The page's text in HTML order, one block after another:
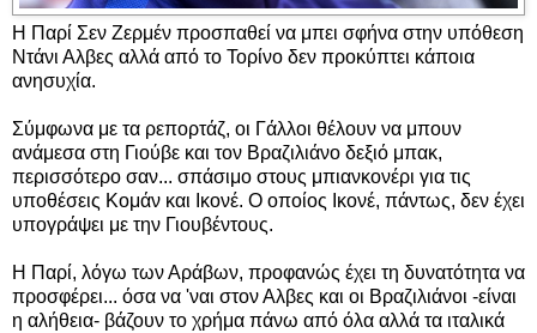
Η Παρί Σεν Ζερμέν προσπαθεί να μπει σφήνα στην υπόθεση
Ντάνι Αλβες αλλά από το Τορίνο δεν προκύπτει κάποια
ανησυχία.
Σύμφωνα με τα ρεπορτάζ, οι Γάλλοι θέλουν να μπουν
ανάμεσα στη Γιούβε και τον Βραζιλιάνο δεξιό μπακ,
περισσότερο σαν... σπάσιμο στους μπιανκονέρι για τις
υποθέσεις Κομάν και Ικονέ. Ο οποίος Ικονέ, πάντως, δεν έχει
υπογράψει με την Γιουβέντους.
Η Παρί, λόγω των Αράβων, προφανώς έχει τη δυνατότητα να
προσφέρει... όσα να 'ναι στον Αλβες και οι Βραζιλιάνοι -είναι
η αλήθεια- βάζουν το χρήμα πάνω από όλα αλλά τα ιταλικά